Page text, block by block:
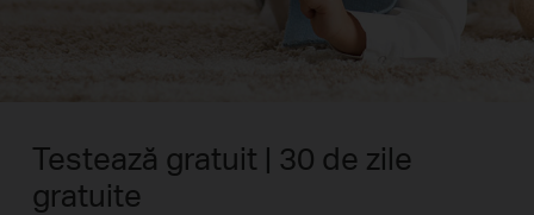
Testează gratuit | 30 de zile
gratuite